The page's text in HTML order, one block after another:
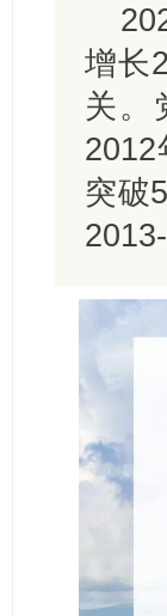
增长
关。
2012
突破